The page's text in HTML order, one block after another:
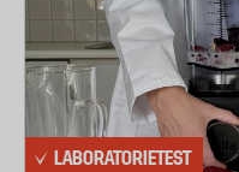
LABORATORIETEST